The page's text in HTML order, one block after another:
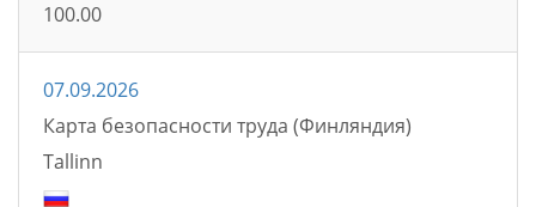
100.00
07.09.2026
Карта безопасности труда (Финляндия)
Tallinn